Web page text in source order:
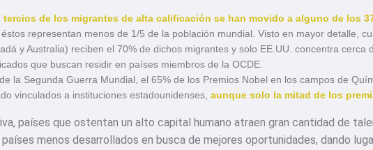
tercios de los migrantes de alta calificación se han movido a alguno de los
representan menos de 1/5 de la población mundial. Visto en mayor detalle,
y Australia) reciben el 70% de dichos migrantes y solo EE.UU. concentra cerca
que buscan residir en países miembros de la OCDE.
la Segunda Guerra Mundial, el 65% de los Premios Nobel en los campos de
vinculados a instituciones estadounidenses, aunque solo la mitad de los
países que ostentan un alto capital humano atraen gran cantidad de
países menos desarrollados en busca de mejores oportunidades, dando